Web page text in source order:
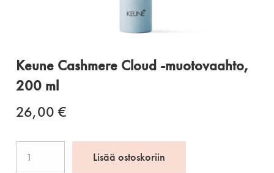
Keune Cashmere Cloud -muotovaahto,
200 ml
26,00 €
Lisää ostoskoriin